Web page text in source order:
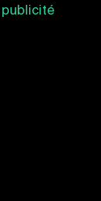
publicité